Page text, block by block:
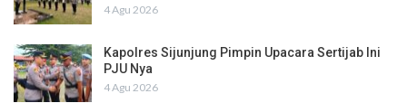
4 Agu 2026
Kapolres Sijunjung Pimpin Upacara Sertijab Ini
PJU Nya
4 Agu 2026